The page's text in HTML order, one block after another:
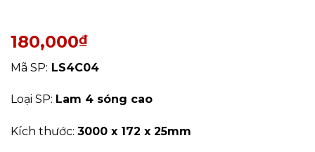
180,000₫
Mã SP: LS4C04
Loại SP: Lam 4 sóng cao
Kích thước: 3000 x 172 x 25mm